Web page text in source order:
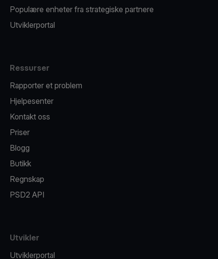
Populære enheter fra strategiske partnere
Utviklerportal
Ressurser
Rapporter et problem
Hjelpesenter
Kontakt oss
Priser
Blogg
Butikk
Regnskap
PSD2 API
Utvikler
Utviklerportal